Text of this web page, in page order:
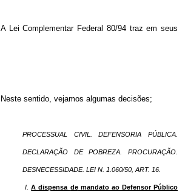
A Lei Complementar Federal 80/94 traz em seus
Neste sentido, vejamos algumas decisões;
PROCESSUAL CIVIL.DEFENSORIA PÚBLICA.
DECLARAÇÃO DE POBREZA. PROCURAÇÃO.
DESNECESSIDADE. LEI N. 1.060/50, ART. 16.
I.A dispensa demandato ao Defensor Público